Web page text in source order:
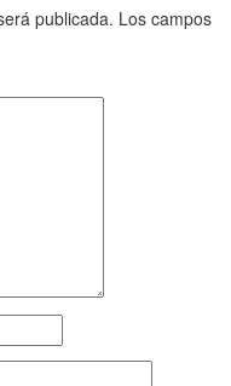
publicada. Los campos